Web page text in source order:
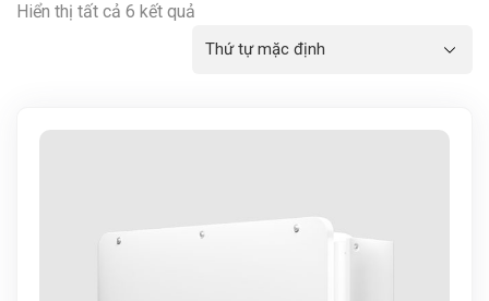
Hiển thị tất cả 6 kết quả